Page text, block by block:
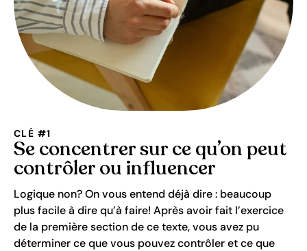
CLÉ #1
Se concentrer sur ce qu’on peut
contrôler ou influencer
Logique non? On vous entend déjà dire : beaucoup
plus facile à dire qu’à faire! Après avoir fait l’exercice
de la première section de ce texte, vous avez pu
déterminer ce que vous pouvez contrôler et ce que